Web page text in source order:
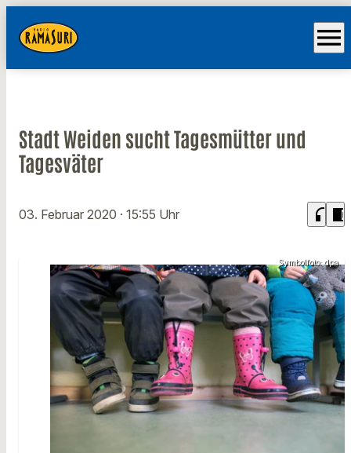
menu
Stadt Weiden sucht Tagesmütter und
Tagesväter
03. Februar 2020 · 15:55 Uhr headphones chrome_reader_mode
Symbolfoto: dpa